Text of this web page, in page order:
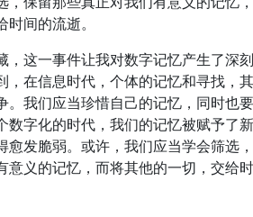
间的流逝。
，这一事件让我对数字记忆产生了深刻
，在信息时代，个体的记忆和寻找，其
。我们应当珍惜自己的记忆，同时也要
数字化的时代，我们的记忆被赋予了新
愈发脆弱。或许，我们应当学会筛选，
意义的记忆，而将其他的一切，交给时